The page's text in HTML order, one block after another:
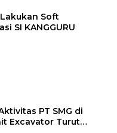
Soft
SI KANGGURU
PT SMG di
Excavator Turut